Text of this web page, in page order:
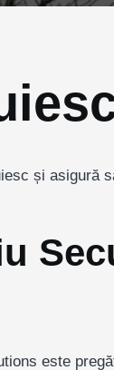
și asigură
este